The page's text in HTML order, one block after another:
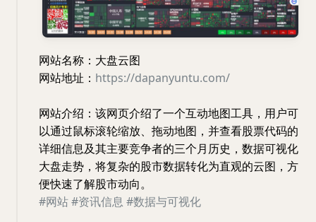
网站名称：大盘云图
网站地址： https://dapanyuntu.com/
网站介绍：该网页介绍了一个互动地图工具，用户可
以通过鼠标滚轮缩放、拖动地图，并查看股票代码的
详细信息及其主要竞争者的三个月历史，数据可视化
大盘走势，将复杂的股市数据转化为直观的云图，方
便快速了解股市动向。
#网站#资讯信息#数据与可视化